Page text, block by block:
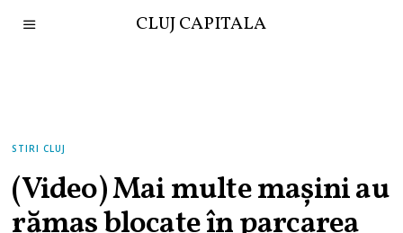
CLUJ CAPITALA
STIRI CLUJ
(Video) Mai multe mașini au
rămas blocate în parcarea